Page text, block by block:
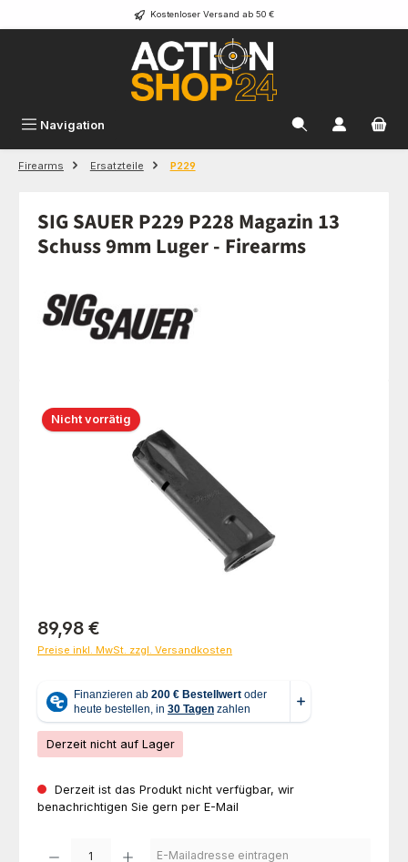
Zum Hauptinhalt springen Kostenloser Versand ab 50 €
Navigation
Firearms Ersatzteile P229
SIG SAUER P229 P228 Magazin 13
Schuss 9mm Luger - Firearms
Bildergalerie überspringen
Nicht vorrätig
Regulärer Preis:
89,98 €
Preise inkl. MwSt. zzgl. Versandkosten
Derzeit nicht auf Lager
Derzeit ist das Produkt nicht verfügbar, wir
benachrichtigen Sie gern per E-Mail